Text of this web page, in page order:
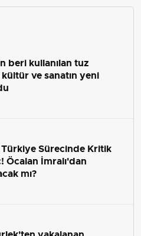
beri kullanılan tuz
kültür ve sanatın yeni
Sürecinde Kritik
Öcalan İmralı'dan
mı?